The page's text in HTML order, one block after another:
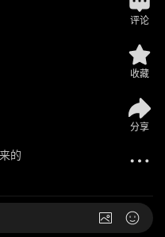
的
评论
收藏
分享